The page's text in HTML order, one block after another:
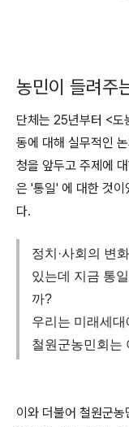
농민이 들려주
단체는 25년부터 <도
동에 대해 실무적인
청을 앞두고 주제에
은 '통일' 에 대한 것이
다.
정치·사회의 변
있는데 지금 통
까?
우리는 미래세
철원군농민회는
이와 더불어 철원군농